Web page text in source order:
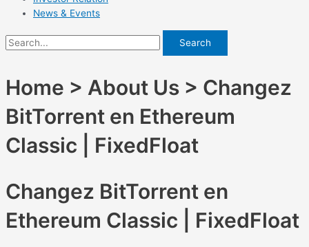
News & Events
Search
Home > About Us > Changez
BitTorrent en Ethereum
Classic | FixedFloat
Changez BitTorrent en
Ethereum Classic | FixedFloat